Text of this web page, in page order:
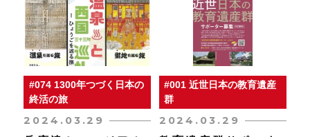
#074 1300年つづく日本の
終活の旅
2024.03.29
#001 近世日本の教育遺産
群
2024.03.29